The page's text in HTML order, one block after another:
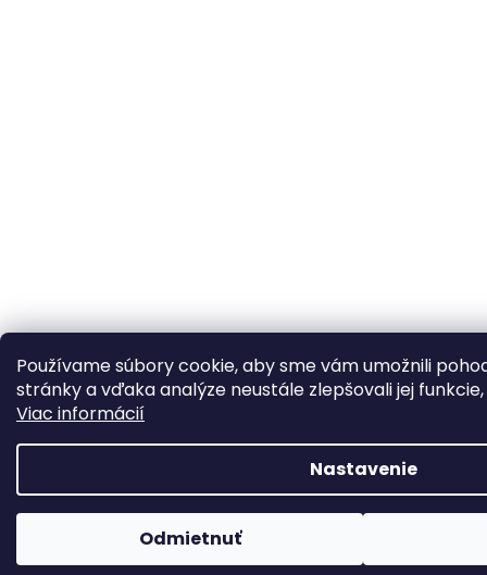
Používame súbory cookie, aby sme vám umožnili
stránky a vďaka analýze neustále zlepšovali jej
Viac informácií
Nastavenie
Odmietnuť